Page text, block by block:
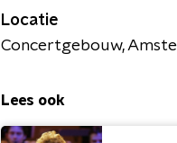
Locatie
Concertgebouw,
Lees ook